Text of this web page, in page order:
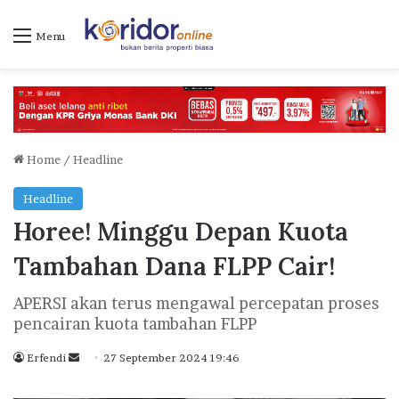
Menu
Home / Headline
Headline
Horee! Minggu Depan Kuota
Tambahan Dana FLPP Cair!
APERSI akan terus mengawal percepatan proses
pencairan kuota tambahan FLPP
Erfendi 27 September 2024 19:46